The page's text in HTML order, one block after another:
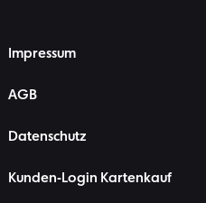
Impressum
AGB
Datenschutz
Kunden-Login Kartenkauf